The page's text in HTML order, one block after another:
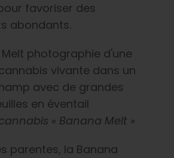
favoriser des
abondants.
« Banana Melt »
parentes, la Banana